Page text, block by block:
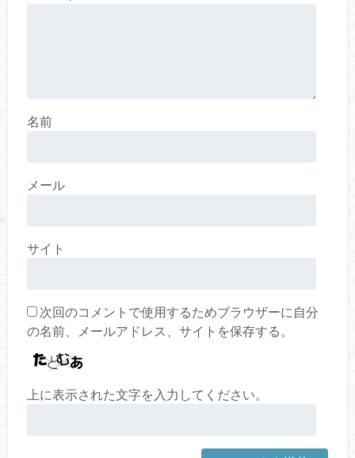
名前
メール
サイト
次回のコメントで使用するためブラウザーに自分
の名前、メールアドレス、サイトを保存する。
上に表示された文字を入力してください。